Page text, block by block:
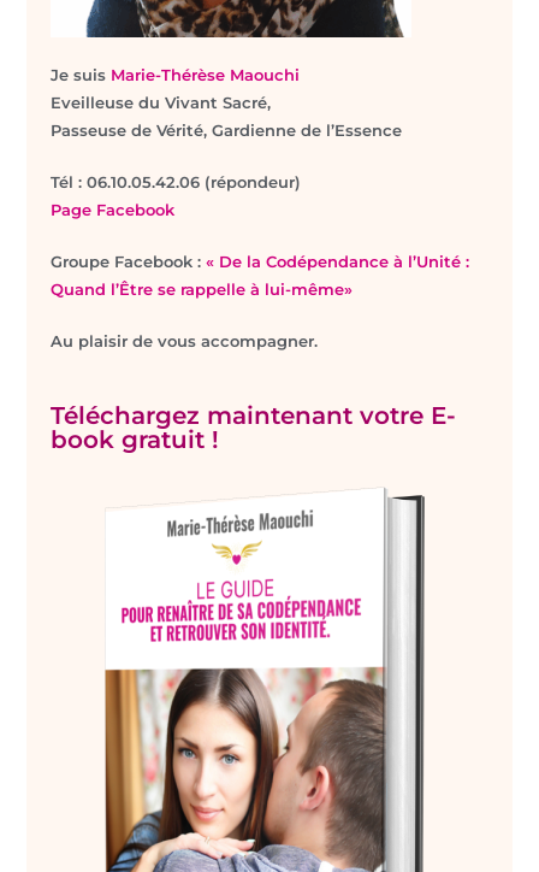
Je suis Marie-Thérèse Maouchi
Eveilleuse du Vivant Sacré,
Passeuse de Vérité, Gardienne de l’Essence
Tél : 06.10.05.42.06 (répondeur)
Page Facebook
Groupe Facebook :« De la Codépendance à l’Unité :
Quand l’Être se rappelle à lui-même»
Au plaisir de vous accompagner.
Téléchargez maintenant votre E-
book gratuit !